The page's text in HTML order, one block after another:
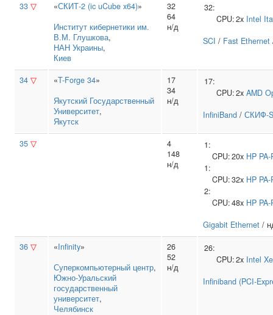
33 ▽ «СКИТ-2 (ic uCube x64)»
Институт кибернетики им.
В.М. Глушкова,
НАН Украины,
Киев
32
64
н/д
32:
CPU:2x Intel
SCI / Fast Ethernet
34 ▽ «T-Forge 34»
Якутский Государственный
Университет,
Якутск
17
34
н/д
17:
CPU:2x AMD
InfiniBand / СКИФ-
35 ▽
4
148
н/д
1:
CPU:20x HP
1:
CPU:32x HP
2:
CPU:48x HP
Gigabit Ethernet /
36 ▽ «Infinity»
Суперкомпьютерный центр,
Южно‑Уральский
государственный
университет,
Челябинск
26
52
н/д
26:
CPU:2x Intel
Infiniband (PCI-